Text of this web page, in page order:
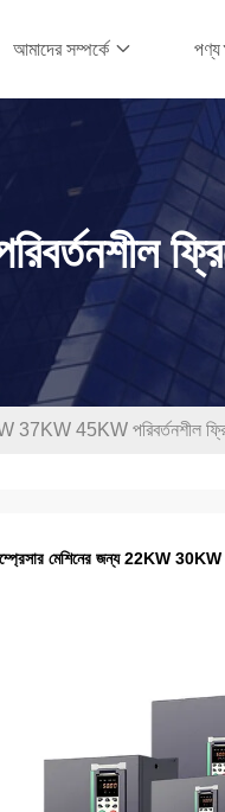
আমাদের সম্পর্কে পণ্য
45KW পরিবর্তনশীল
মেশিনের জন্য 22KW 30KW